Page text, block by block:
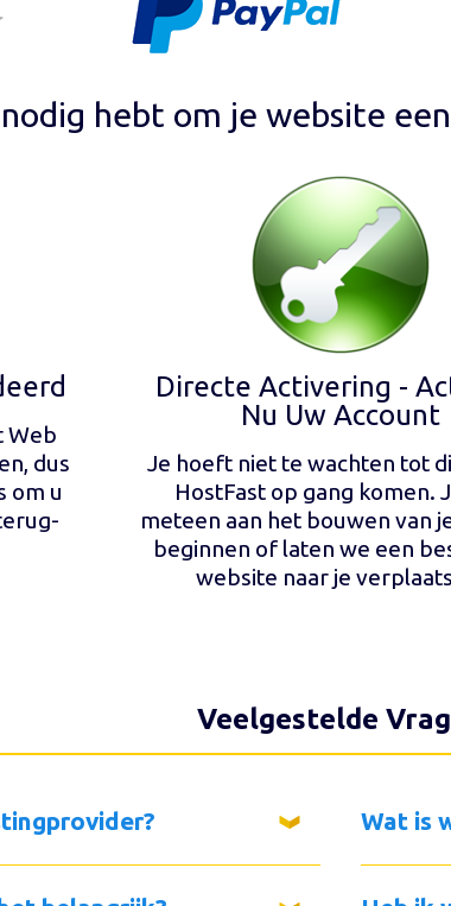
hebt om je website
Web
dus
om u
Directe Activering -
Nu Uw Account
Je hoeft niet te wachten tot
HostFast op gang komen.
meteen aan het bouwen van
beginnen of laten we een
website naar je
Veelgestelde
Wat is